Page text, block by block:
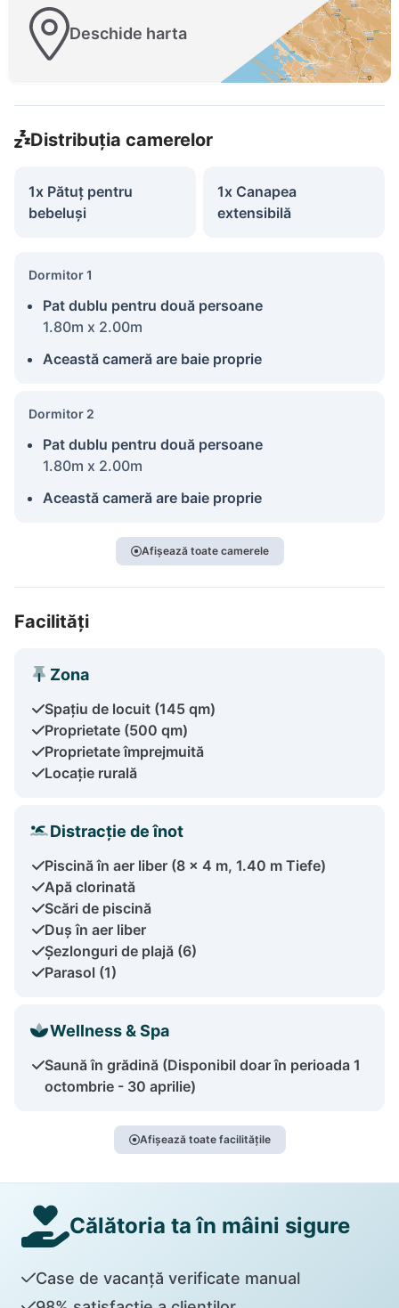
Deschide harta
Distribuția camerelor
1x Pătuț pentru
bebeluși
1x Canapea
extensibilă
Dormitor 1
Pat dublu pentru două persoane
1.80m x 2.00m
Această cameră are baie proprie
Dormitor 2
Pat dublu pentru două persoane
1.80m x 2.00m
Această cameră are baie proprie
Afișează toate camerele
Facilități
Zona
Spațiu de locuit (145 qm)
Proprietate (500 qm)
Proprietate împrejmuită
Locație rurală
Distracție de înot
Piscină în aer liber (8 x 4 m, 1.40 m Tiefe)
Apă clorinată
Scări de piscină
Duș în aer liber
Șezlonguri de plajă (6)
Parasol (1)
Wellness & Spa
Saună în grădină (Disponibil doar în perioada 1
octombrie - 30 aprilie)
Afișează toate facilitățile
Călătoria ta în mâini sigure
Case de vacanță verificate manual